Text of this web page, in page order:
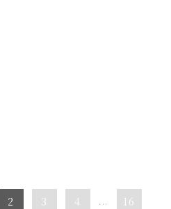
2 3 4 ... 16